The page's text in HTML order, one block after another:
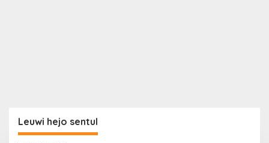
Leuwi hejo sentul